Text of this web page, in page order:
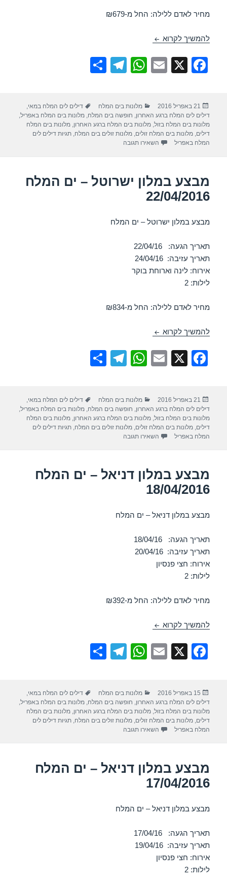
מחיר לאדם ללילה: החל מ-₪679
להמשיך לקרוא מבצע במלון ישרוטל גנים – ים המלח 22/04/2016
F
e
b
o
k
X
E
W
s
A
p
T
gr
a
e
פורסם
בתאריך
21 באפריל 2016 קטגוריות
מלונות בים המלח תגיות
דילים לים המלח במאי,
דילים לים המלח ברגע האחרון, חופשה בים המלח,מלונות בים המלח באפריל,
מלונות בים המלח בזול,מלונות בים המלח ברגע האחרון,מלונות בים המלח
דילים,מלונות בים המלח זולים,מלונות זולים בים המלח,תגיות דילים לים
המלח באפריל
השאירו תגובה
מבצע במלון ישרוטל – ים המלח
22/04/2016
מבצע במלון ישרוטל – ים המלח
תאריך הגעה: 22/04/16
תאריך עזיבה: 24/04/16
אירוח: לינה וארוחת בוקר
לילות: 2
מחיר לאדם ללילה: החל מ-₪834
להמשיך לקרוא מבצע במלון ישרוטל – ים המלח 22/04/2016
F
e
b
o
k
X
E
W
s
A
p
T
gr
a
e
פורסם
בתאריך
21 באפריל 2016 קטגוריות
מלונות בים המלח תגיות
דילים לים המלח במאי
דילים לים המלח ברגע האחרון חופשה בים המלח ,מלונות בים המלח באפריל
מלונות בים המלח בזול ,מלונות בים המלח ברגע האחרון ,מלונות בים המלח
דילים ,מלונות בים המלח זולים ,מלונות זולים בים המלח ,תגיות דילים לים
המלח באפריל
השאירו תגובה
מבצע במלון דניאל – ים המלח
18/04/2016
מבצע במלון דניאל – ים המלח
תאריך הגעה: 18/04/16
תאריך עזיבה: 20/04/16
אירוח: חצי פנסיון
לילות: 2
מחיר לאדם ללילה: החל מ-₪392
להמשיך לקרוא מבצע במלון דניאל – ים המלח 18/04/2016
F
e
b
o
k
X
E
W
s
A
p
T
gr
a
e
פורסם
בתאריך
15 באפריל 2016 קטגוריות
מלונות בים המלח תגיות
דילים לים המלח במאי,
דילים לים המלח ברגע האחרון, חופשה בים המלח,מלונות בים המלח באפריל,
מלונות בים המלח בזול,מלונות בים המלח ברגע האחרון,מלונות בים המלח
דילים,מלונות בים המלח זולים,מלונות זולים בים המלח,תגיות דילים לים
המלח באפריל
השאירו תגובה
מבצע במלון דניאל – ים המלח
17/04/2016
מבצע במלון דניאל – ים המלח
תאריך הגעה: 17/04/16
תאריך עזיבה: 19/04/16
אירוח: חצי פנסיון
לילות: 2